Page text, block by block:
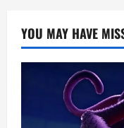
YOU MAY HAVE